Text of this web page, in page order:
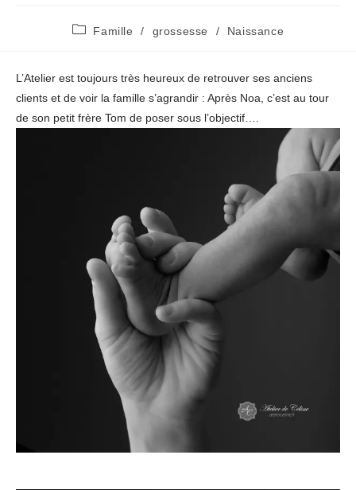
PostFamille / grossesse / Naissance
L’Atelier est toujours très heureux de retrouver ses anciens
clients et de voir la famille s’agrandir : Après Noa, c’est au tour
de son petit frère Tom de poser sous l’objectif….